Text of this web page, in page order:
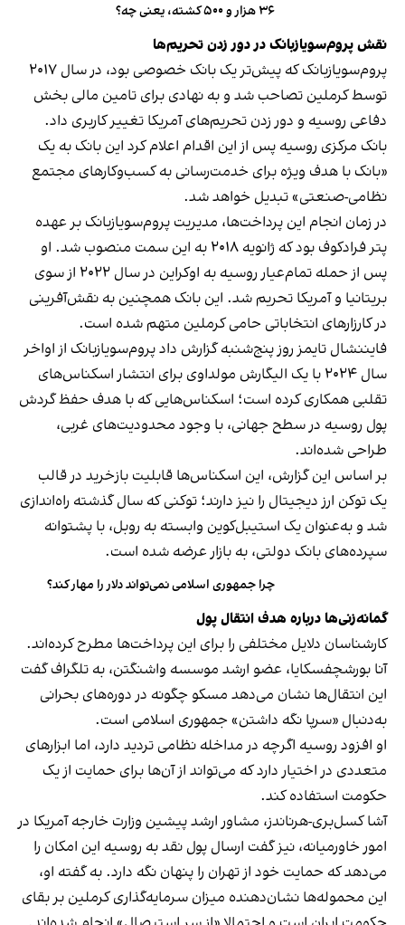
۳۶ هزار و ۵۰۰ کشته، یعنی چه؟
نقش پروم‌سویازبانک در دور زدن تحریم‌ها
پروم‌سویازبانک که پیش‌تر یک بانک خصوصی بود، در سال ۲۰۱۷
توسط کرملین تصاحب شد و به نهادی برای تامین مالی بخش
دفاعی روسیه و دور زدن تحریم‌های آمریکا تغییر کاربری داد.
بانک مرکزی روسیه پس از این اقدام اعلام کرد این بانک به یک
«بانک با هدف ویژه برای خدمت‌رسانی به کسب‌وکارهای مجتمع
نظامی-صنعتی» تبدیل خواهد شد.
در زمان انجام این پرداخت‌ها، مدیریت پروم‌سویازبانک بر عهده
پتر فرادکوف بود که ژانویه ۲۰۱۸ به این سمت منصوب شد. او
پس از حمله تمام‌عیار روسیه به اوکراین در سال ۲۰۲۲ از سوی
بریتانیا و آمریکا تحریم شد. این بانک همچنین به نقش‌آفرینی
در کارزارهای انتخاباتی حامی کرملین متهم شده است.
فایننشال تایمز روز پنج‌شنبه گزارش داد پروم‌سویازبانک از اواخر
سال ۲۰۲۴ با یک الیگارش مولداوی برای انتشار اسکناس‌های
تقلبی همکاری کرده است؛ اسکناس‌هایی که با هدف حفظ گردش
پول روسیه در سطح جهانی، با وجود محدودیت‌های غربی،
طراحی شده‌اند.
بر اساس این گزارش، این اسکناس‌ها قابلیت بازخرید در قالب
یک توکن ارز دیجیتال را نیز دارند؛ توکنی که سال گذشته راه‌اندازی
شد و به‌عنوان یک استیبل‌کوین وابسته به روبل، با پشتوانه
سپرده‌های بانک دولتی، به بازار عرضه شده است.
چرا جمهوری اسلامی نمی‌تواند دلار را مهار کند؟
گمانه‌زنی‌ها درباره هدف انتقال پول
کارشناسان دلایل مختلفی را برای این پرداخت‌ها مطرح کرده‌اند.
آنا بورشچفسکایا، عضو ارشد موسسه واشنگتن، به تلگراف گفت
این انتقال‌ها نشان می‌دهد مسکو چگونه در دوره‌های بحرانی
به‌دنبال «سرپا نگه داشتن» جمهوری اسلامی است.
او افزود روسیه اگرچه در مداخله نظامی تردید دارد، اما ابزارهای
متعددی در اختیار دارد که می‌تواند از آن‌ها برای حمایت از یک
حکومت استفاده کند.
آشا کسل‌بری-هرناندز، مشاور ارشد پیشین وزارت خارجه آمریکا در
امور خاورمیانه، نیز گفت ارسال پول نقد به روسیه این امکان را
می‌دهد که حمایت خود از تهران را پنهان نگه دارد. به گفته او،
این محموله‌ها نشان‌دهنده میزان سرمایه‌گذاری کرملین بر بقای